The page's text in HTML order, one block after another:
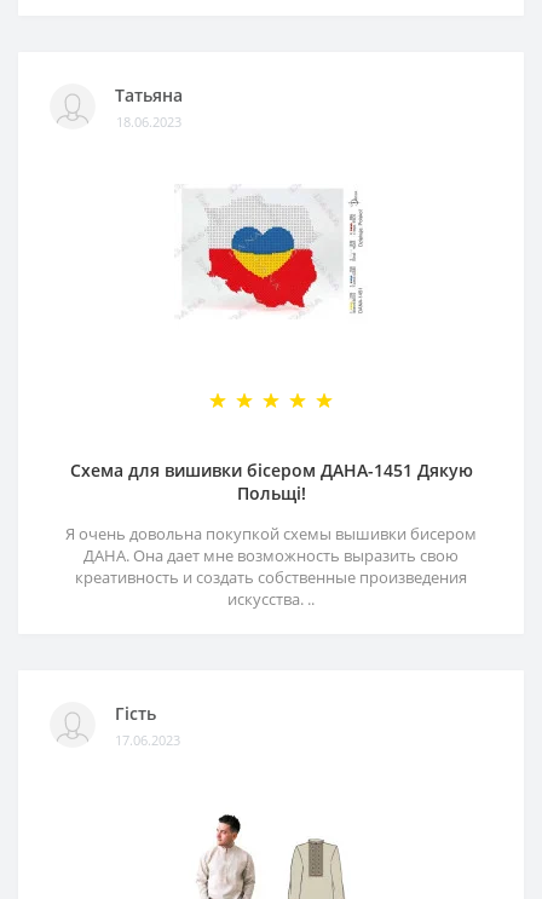
Татьяна
18.06.2023
Схема для вишивки бісером ДАНА-1451 Дякую
Польщі!
Я очень довольна покупкой схемы вышивки бисером
ДАНА. Она дает мне возможность выразить свою
креативность и создать собственные произведения
искусства. ..
Гість
17.06.2023